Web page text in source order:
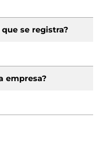
se registra?
empresa?